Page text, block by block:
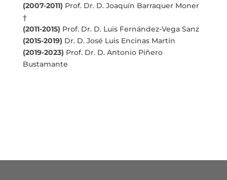
(2007-2011) Prof. Dr. D. Joaquín Barraquer Moner
†
(2011-2015) Prof. Dr. D. Luis Fernández-Vega Sanz
(2015-2019) Dr. D. José Luis Encinas Martín
(2019-2023) Prof. Dr. D. Antonio Piñero
Bustamante